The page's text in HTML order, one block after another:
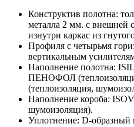
Конструктив полотна:
металла 2 мм. с внешней
изнутри каркас из
Профиля с четырьмя
вертикальным
Наполнение полотна:
ПЕНОФОЛ
(теплоизоляция,
Наполнение короба:
шумоизоляция).
Уплотнение: D-образный